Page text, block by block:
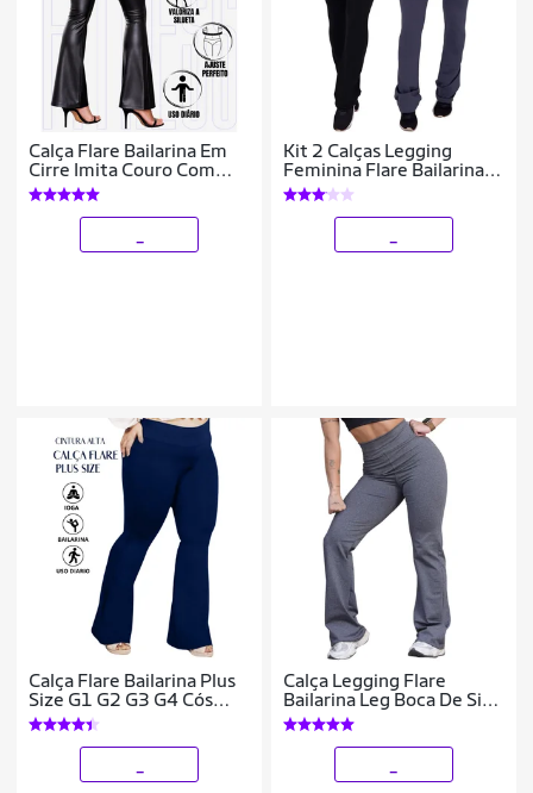
Calça Flare Bailarina Em
Cirre Imita Couro Com
Bolsos Elegante Casual
WOLFOX
Kit 2 Calças Legging
Feminina Flare Bailarina
Felpada
Calça Flare Bailarina Plus
Size G1 G2 G3 G4 Cós
Alta Em Suplex WOLFOX
Calça Legging Flare
Bailarina Leg Boca De Sino
Cintura Alta